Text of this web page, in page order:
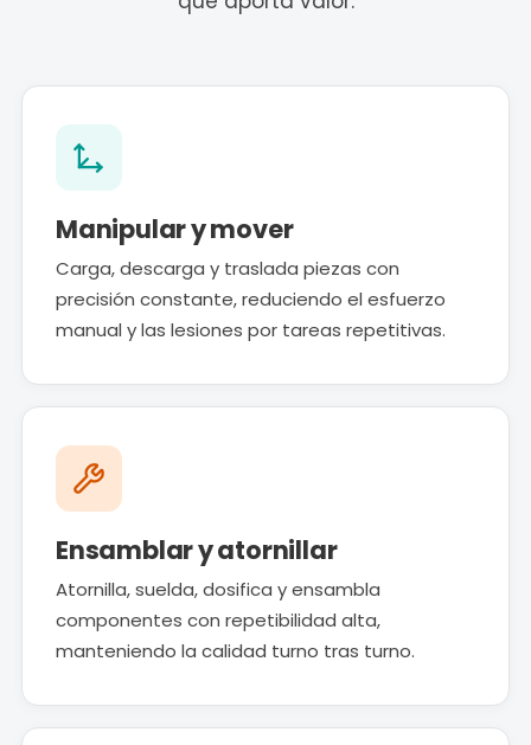
Manipular y mover
Carga, descarga y traslada piezas con
precisión constante, reduciendo el esfuerzo
manual y las lesiones por tareas repetitivas.
Ensamblar y atornillar
Atornilla, suelda, dosifica y ensambla
componentes con repetibilidad alta,
manteniendo la calidad turno tras turno.